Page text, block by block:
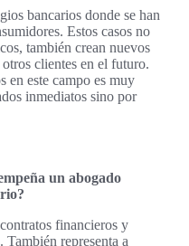
bancarios donde se han
Estos casos no
también crean nuevos
clientes en el futuro.
en este campo es muy
inmediatos sino por
un abogado
financieros y
También representa a